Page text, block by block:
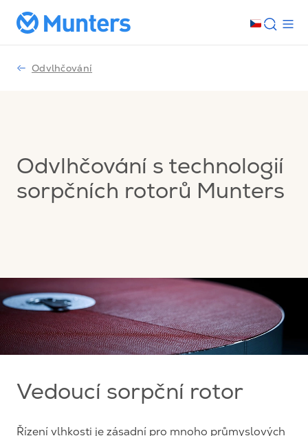
Odvlhčování
Odvlhčování s technologií
sorpčních rotorů Munters
Vedoucí sorpční rotor
Řízení vlhkosti je zásadní pro mnoho průmyslových